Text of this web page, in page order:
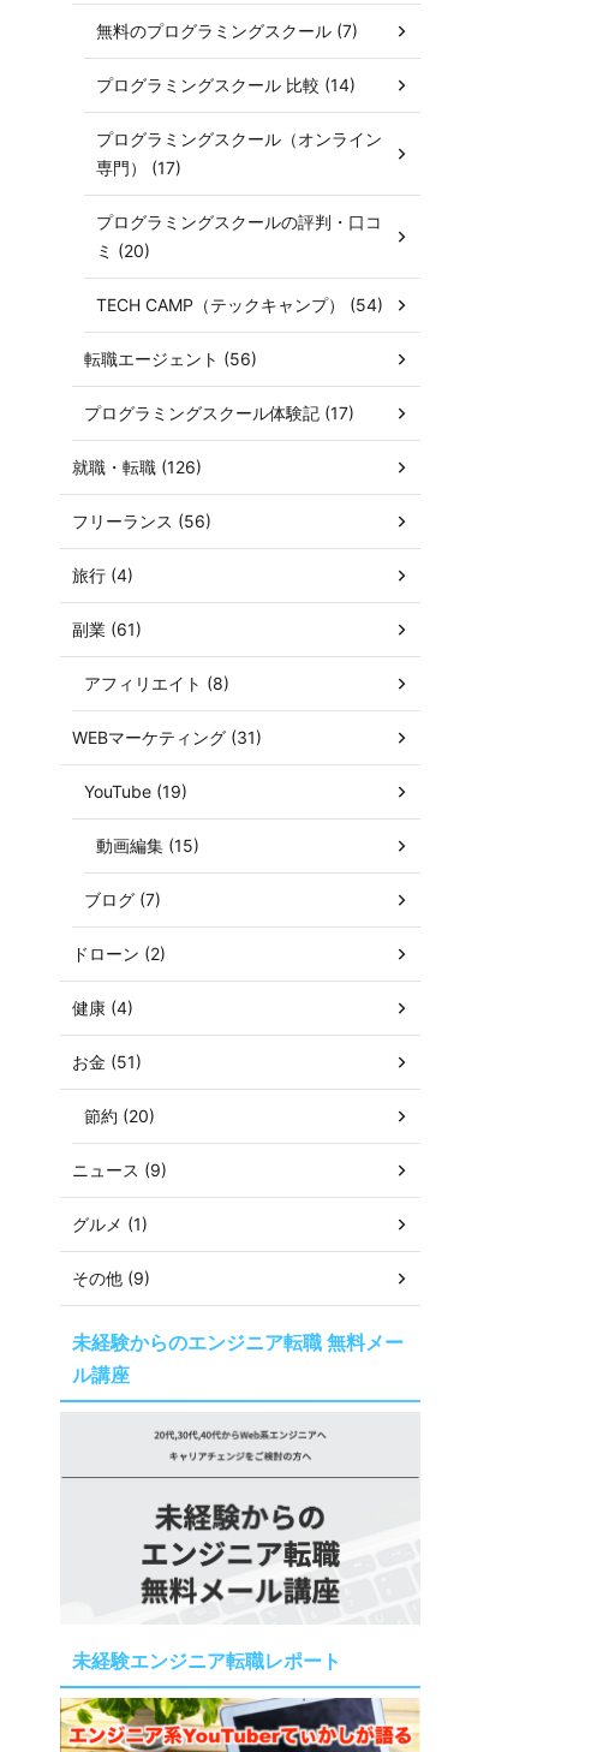
無料のプログラミングスクール (7)
プログラミングスクール 比較 (14)
プログラミングスクール（オンライン
専門） (17)
プログラミングスクールの評判・口コ
ミ (20)
TECH CAMP（テックキャンプ） (54)
転職エージェント (56)
プログラミングスクール体験記 (17)
就職・転職 (126)
フリーランス (56)
旅行 (4)
副業 (61)
アフィリエイト (8)
WEBマーケティング (31)
YouTube (19)
動画編集 (15)
ブログ (7)
ドローン (2)
健康 (4)
お金 (51)
節約 (20)
ニュース (9)
グルメ (1)
その他 (9)
未経験からのエンジニア転職 無料メー
ル講座
未経験エンジニア転職レポート